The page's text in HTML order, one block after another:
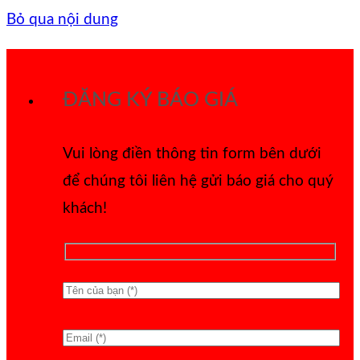
Bỏ qua nội dung
ĐĂNG KÝ BÁO GIÁ
Vui lòng điền thông tin form bên dưới
để chúng tôi liên hệ gửi báo giá cho quý
khách!